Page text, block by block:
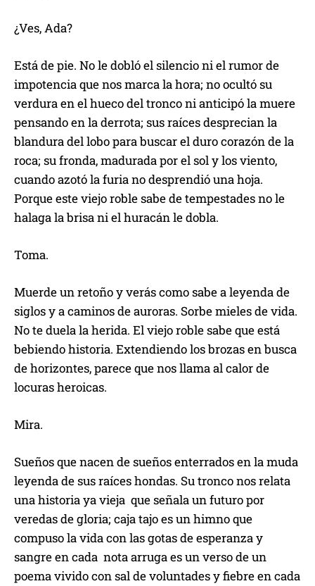
¿Ves, Ada?
Está de pie. No le dobló el silencio ni el rumor de
impotencia que nos marca la hora; no ocultó su
verdura en el hueco del tronco ni anticipó la muere
pensando en la derrota; sus raíces desprecian la
blandura del lobo para buscar el duro corazón de la
roca; su fronda, madurada por el sol y los viento,
cuando azotó la furia no desprendió una hoja.
Porque este viejo roble sabe de tempestades no le
halaga la brisa ni el huracán le dobla.
Toma.
Muerde un retoño y verás como sabe a leyenda de
siglos y a caminos de auroras. Sorbe mieles de vida.
No te duela la herida. El viejo roble sabe que está
bebiendo historia. Extendiendo los brozas en busca
de horizontes, parece que nos llama al calor de
locuras heroicas.
Mira.
Sueños que nacen de sueños enterrados en la muda
leyenda de sus raíces hondas. Su tronco nos relata
una historia ya vieja que señala un futuro por
veredas de gloria; caja tajo es un himno que
compuso la vida con las gotas de esperanza y
sangre en cada nota arruga es un verso de un
poema vivido con sal de voluntades y fiebre en cada